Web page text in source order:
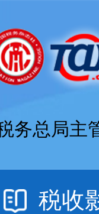
务总局主
税收